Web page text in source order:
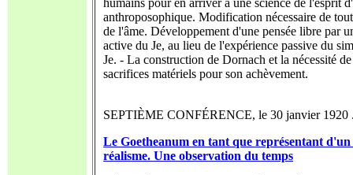
humains pour en arriver à une science de l'esprit
anthroposophique. Modification nécessaire de
de l'âme. Développement d'une pensée libre par
active du Je, au lieu de l'expérience passive du
Je. - La construction de Dornach et la nécessité
sacrifices matériels pour son achèvement.
SEPTIÈME CONFÉRENCE, le 30 janvier 1920
Le Goetheanum en tant que représentant d'un
réalisme. Une observation du temps